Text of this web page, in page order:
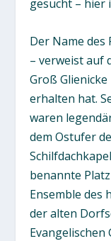
gesucht – hier
Der Name des
– verweist auf
Groß
erhalten hat.
waren
dem Ostufer
benannte
Ensemble des
der alten
Evangelischen